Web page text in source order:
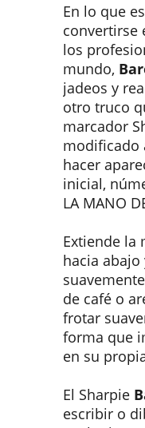
En lo que
convertirse
los
mundo,
jadeos y
otro truco
marcador
modificado
hacer
inicial,
LA MANO
Extiende la
hacia
de café o
frotar
forma que
en su
El Sharpie
escribir o